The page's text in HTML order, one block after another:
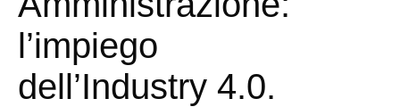
l’impiego
dell’Industry 4.0.